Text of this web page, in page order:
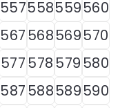
557558559560
567568569570
577578579580
587588589590